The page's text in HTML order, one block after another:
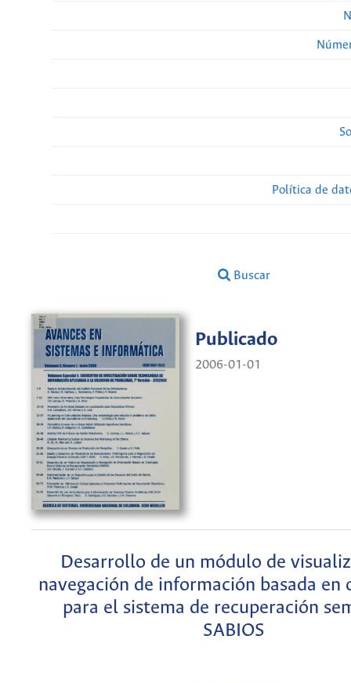
Política de
Buscar
Publicado
2006-01-01
Desarrollo de un módulo de
navegación de información basada en
para el sistema de recuperación
SABIOS